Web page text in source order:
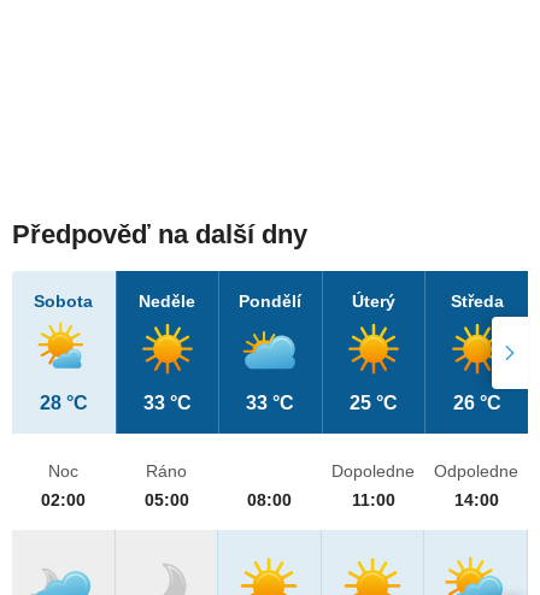
Předpověď na další dny
Sobota
28 °C
Neděle
33 °C
Pondělí
33 °C
Úterý
25 °C
Středa
26 °C
Noc
02:00
Ráno
05:00
08:00
Dopoledne
11:00
Odpoledne
14:00